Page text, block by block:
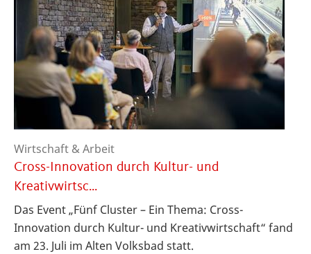
Wirtschaft & Arbeit
Cross-Innovation durch Kultur- und
Kreativwirtsc…
Das Event „Fünf Cluster – Ein Thema: Cross-
Innovation durch Kultur- und Kreativwirtschaft“ fand
am 23. Juli im Alten Volksbad statt.